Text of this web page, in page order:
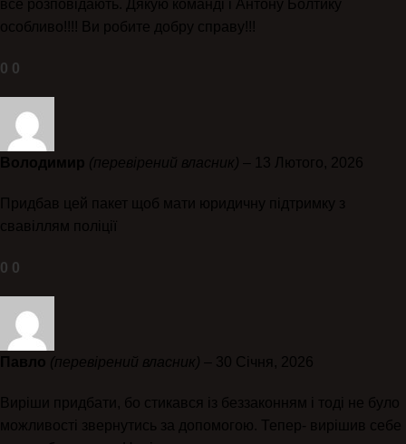
все розповідають. Дякую команді і Антону Болтику
особливо!!!! Ви робите добру справу!!!
0 0
Володимир (перевірений власник) – 13 Лютого, 2026
Придбав цей пакет щоб мати юридичну підтримку з
свавіллям поліції
0 0
Павло (перевірений власник) – 30 Січня, 2026
Виріши придбати, бо стикався із беззаконням і тоді не було
можливості звернутись за допомогою. Тепер- вирішив себе